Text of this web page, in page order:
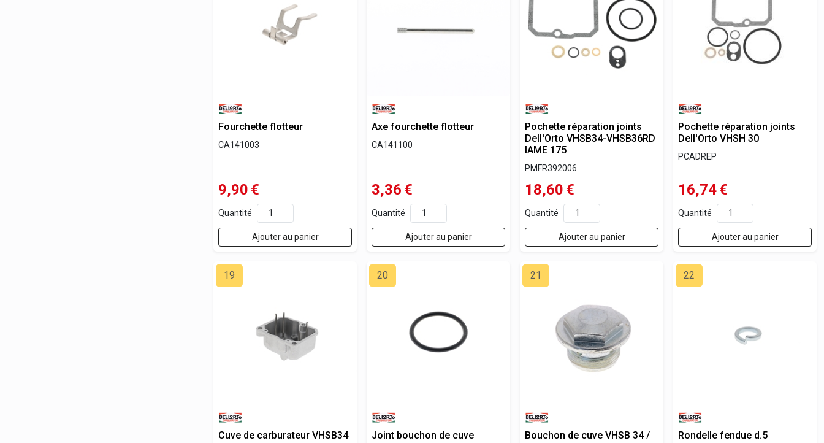
Fourchette flotteur
CA141003
9,90 €
Quantité
Ajouter au panier
Axe fourchette flotteur
CA141100
3,36 €
Quantité
Ajouter au panier
Pochette réparation joints
Dell'Orto VHSB34-VHSB36RD
IAME 175
PMFR392006
18,60 €
Quantité
Ajouter au panier
Pochette réparation joints
Dell'Orto VHSH 30
PCADREP
16,74€
Quantité
Ajouter au panier
19
Cuve de carburateur VHSB34
20
Joint bouchon de cuve
21
Bouchon de cuve VHSB 34 /
22
Rondelle fendue d.5